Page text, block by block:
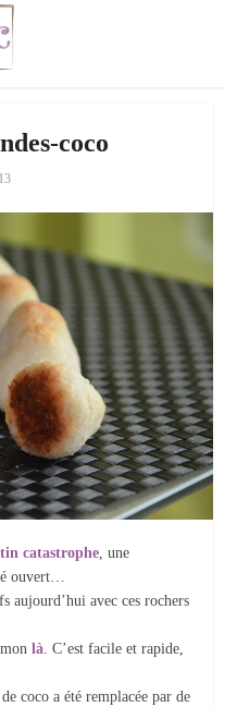
coco
catastrophe, une
ouvert…
aujourd’hui avec ces rochers
là. C’est facile et rapide,
coco a été remplacée par de